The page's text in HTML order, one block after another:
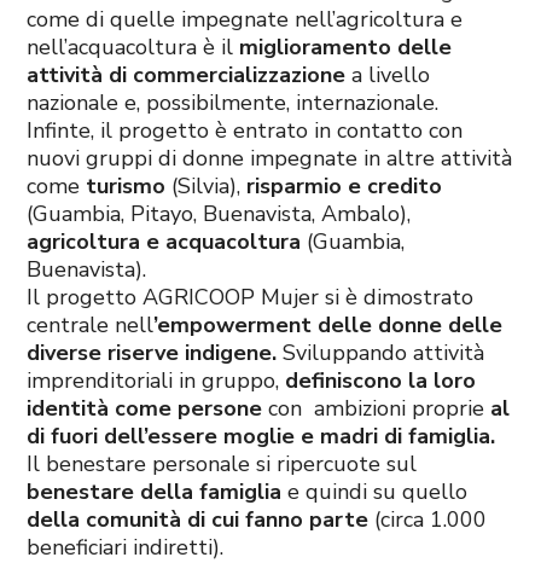
come di quelle impegnate nell’agricoltura e
nell’acquacoltura è il miglioramento delle
attività di commercializzazione a livello
nazionale e, possibilmente, internazionale.
Infinte, il progetto è entrato in contatto con
nuovi gruppi di donne impegnate in altre attività
come turismo (Silvia), risparmio e credito
(Guambia, Pitayo, Buenavista, Ambalo),
agricoltura e acquacoltura (Guambia,
Buenavista).
Il progetto AGRICOOP Mujer si è dimostrato
centrale nell’empowerment delle donne delle
diverse riserve indigene. Sviluppando attività
imprenditoriali in gruppo, definiscono la loro
identità come persone con ambizioni proprie al
di fuori dell’essere moglie e madri di famiglia.
Il benestare personale si ripercuote sul
benestare della famiglia e quindi su quello
della comunità di cui fanno parte (circa 1.000
beneficiari indiretti).